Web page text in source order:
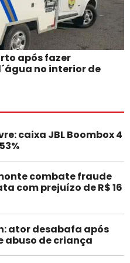
após fazer
no interior de
caixa JBL Boombox 4
combate fraude
com prejuízo de R$ 16
ator desabafa após
abuso de criança